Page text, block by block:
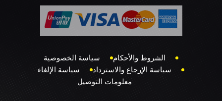
الشروط والأحكام
سياسة الخصوصية
سياسة الإرجاع والاسترداد
سياسة الإلغاء
معلومات التوصيل